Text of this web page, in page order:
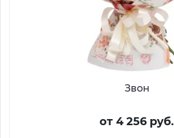
Звон
от 4 256 руб.